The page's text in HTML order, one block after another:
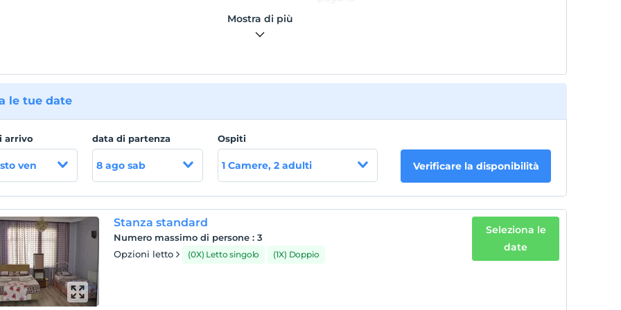
Mostra di più
le tue date
arrivo
ven
data di partenza
8 ago sab
Ospiti
1 Camere, 2 adulti Verificare la disponibilità
Stanza standard
Numero massimo di persone :3
Opzioni letto
(0X) Letto singolo (1X) Doppio
Seleziona le
date